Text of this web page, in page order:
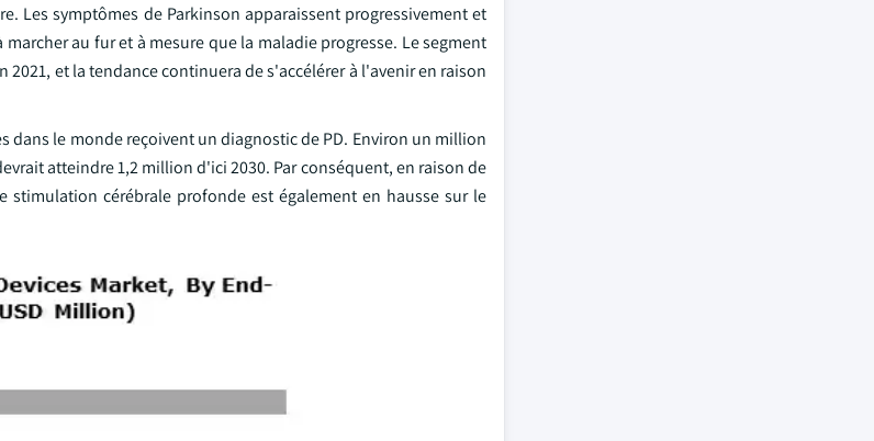
Les symptômes de Parkinson apparaissent progressivement et
au fur et à mesure que la maladie progresse. Le segment
et la tendance continuera de s'accélérer à l'avenir en raison
le monde reçoivent un diagnostic de PD. Environ un million
atteindre 1,2 million d'ici 2030. Par conséquent, en raison de
cérébrale profonde est également en hausse sur le